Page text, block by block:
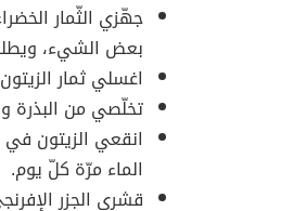
جهّزي الثّمار
بعض الشيء،
اغسلي ثمار
تخلّصي من البذرة
انقعي الزيتون في
الماء مرّة كلّ يوم.
قشري الجزر